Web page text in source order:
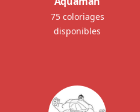
75 coloriages
disponibles